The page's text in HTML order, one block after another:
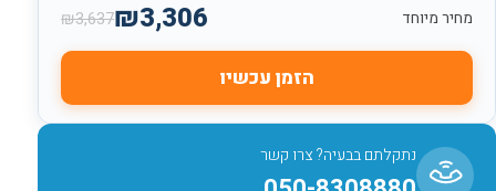
מחיר מיוחד ₪3,306
₪3,637
הזמן עכשיו
נתקלתם בבעיה? צרו קשר